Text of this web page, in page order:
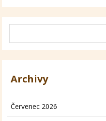
Archivy
Červenec 2026